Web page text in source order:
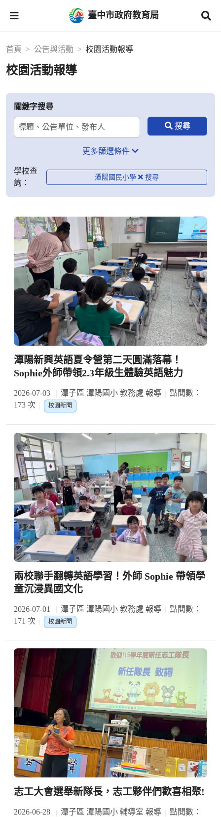
臺中市政府教育局
首頁 公告與活動 校園活動報導
校園活動報導
關鍵字搜尋
更多篩選條件
學校查
詢：
潭陽國民小學
潭陽新興英語夏令營第二天圓滿落幕！
Sophie外師帶領2.3年級生體驗英語魅力
2026-07-03 潭子區 潭陽國小 教務處 報導
點閱數：
173 次
校園新聞
兩校聯手翻轉英語學習！外師 Sophie 帶領學
童沉浸異國文化
2026-07-01 潭子區 潭陽國小 教務處 報導
點閱數：
171 次
校園新聞
志工大會選舉新隊長，志工夥伴們歡喜相聚!
2026-06-28 潭子區 潭陽國小 輔導室 報導
點閱數：